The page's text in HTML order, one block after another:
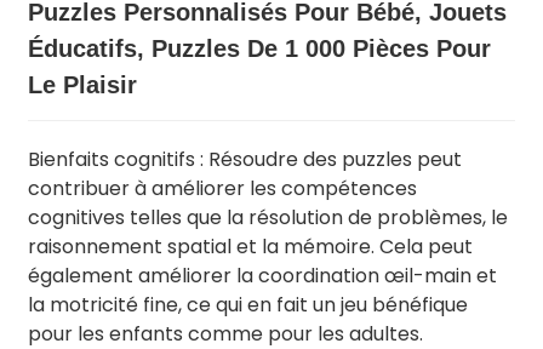
Puzzles Personnalisés Pour Bébé, Jouets
Éducatifs, Puzzles De 1 000 Pièces Pour
Le Plaisir
Bienfaits cognitifs : Résoudre des puzzles peut
contribuer à améliorer les compétences
cognitives telles que la résolution de problèmes, le
raisonnement spatial et la mémoire. Cela peut
également améliorer la coordination œil-main et
la motricité fine, ce qui en fait un jeu bénéfique
pour les enfants comme pour les adultes.